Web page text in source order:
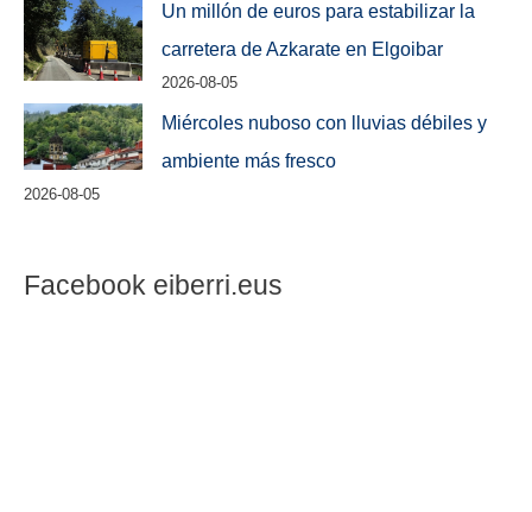
Un millón de euros para estabilizar la
carretera de Azkarate en Elgoibar
2026-08-05
Miércoles nuboso con lluvias débiles y
ambiente más fresco
2026-08-05
Facebook eiberri.eus